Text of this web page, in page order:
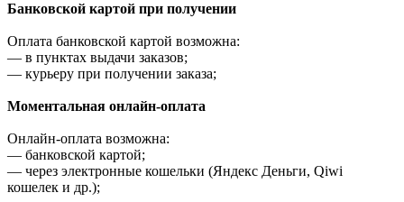
Банковской картой при получении
Оплата банковской картой возможна:
— в пунктах выдачи заказов;
— курьеру при получении заказа;
Моментальная онлайн-оплата
Онлайн-оплата возможна:
— банковской картой;
— через электронные кошельки (Яндекс Деньги, Qiwi
кошелек и др.);